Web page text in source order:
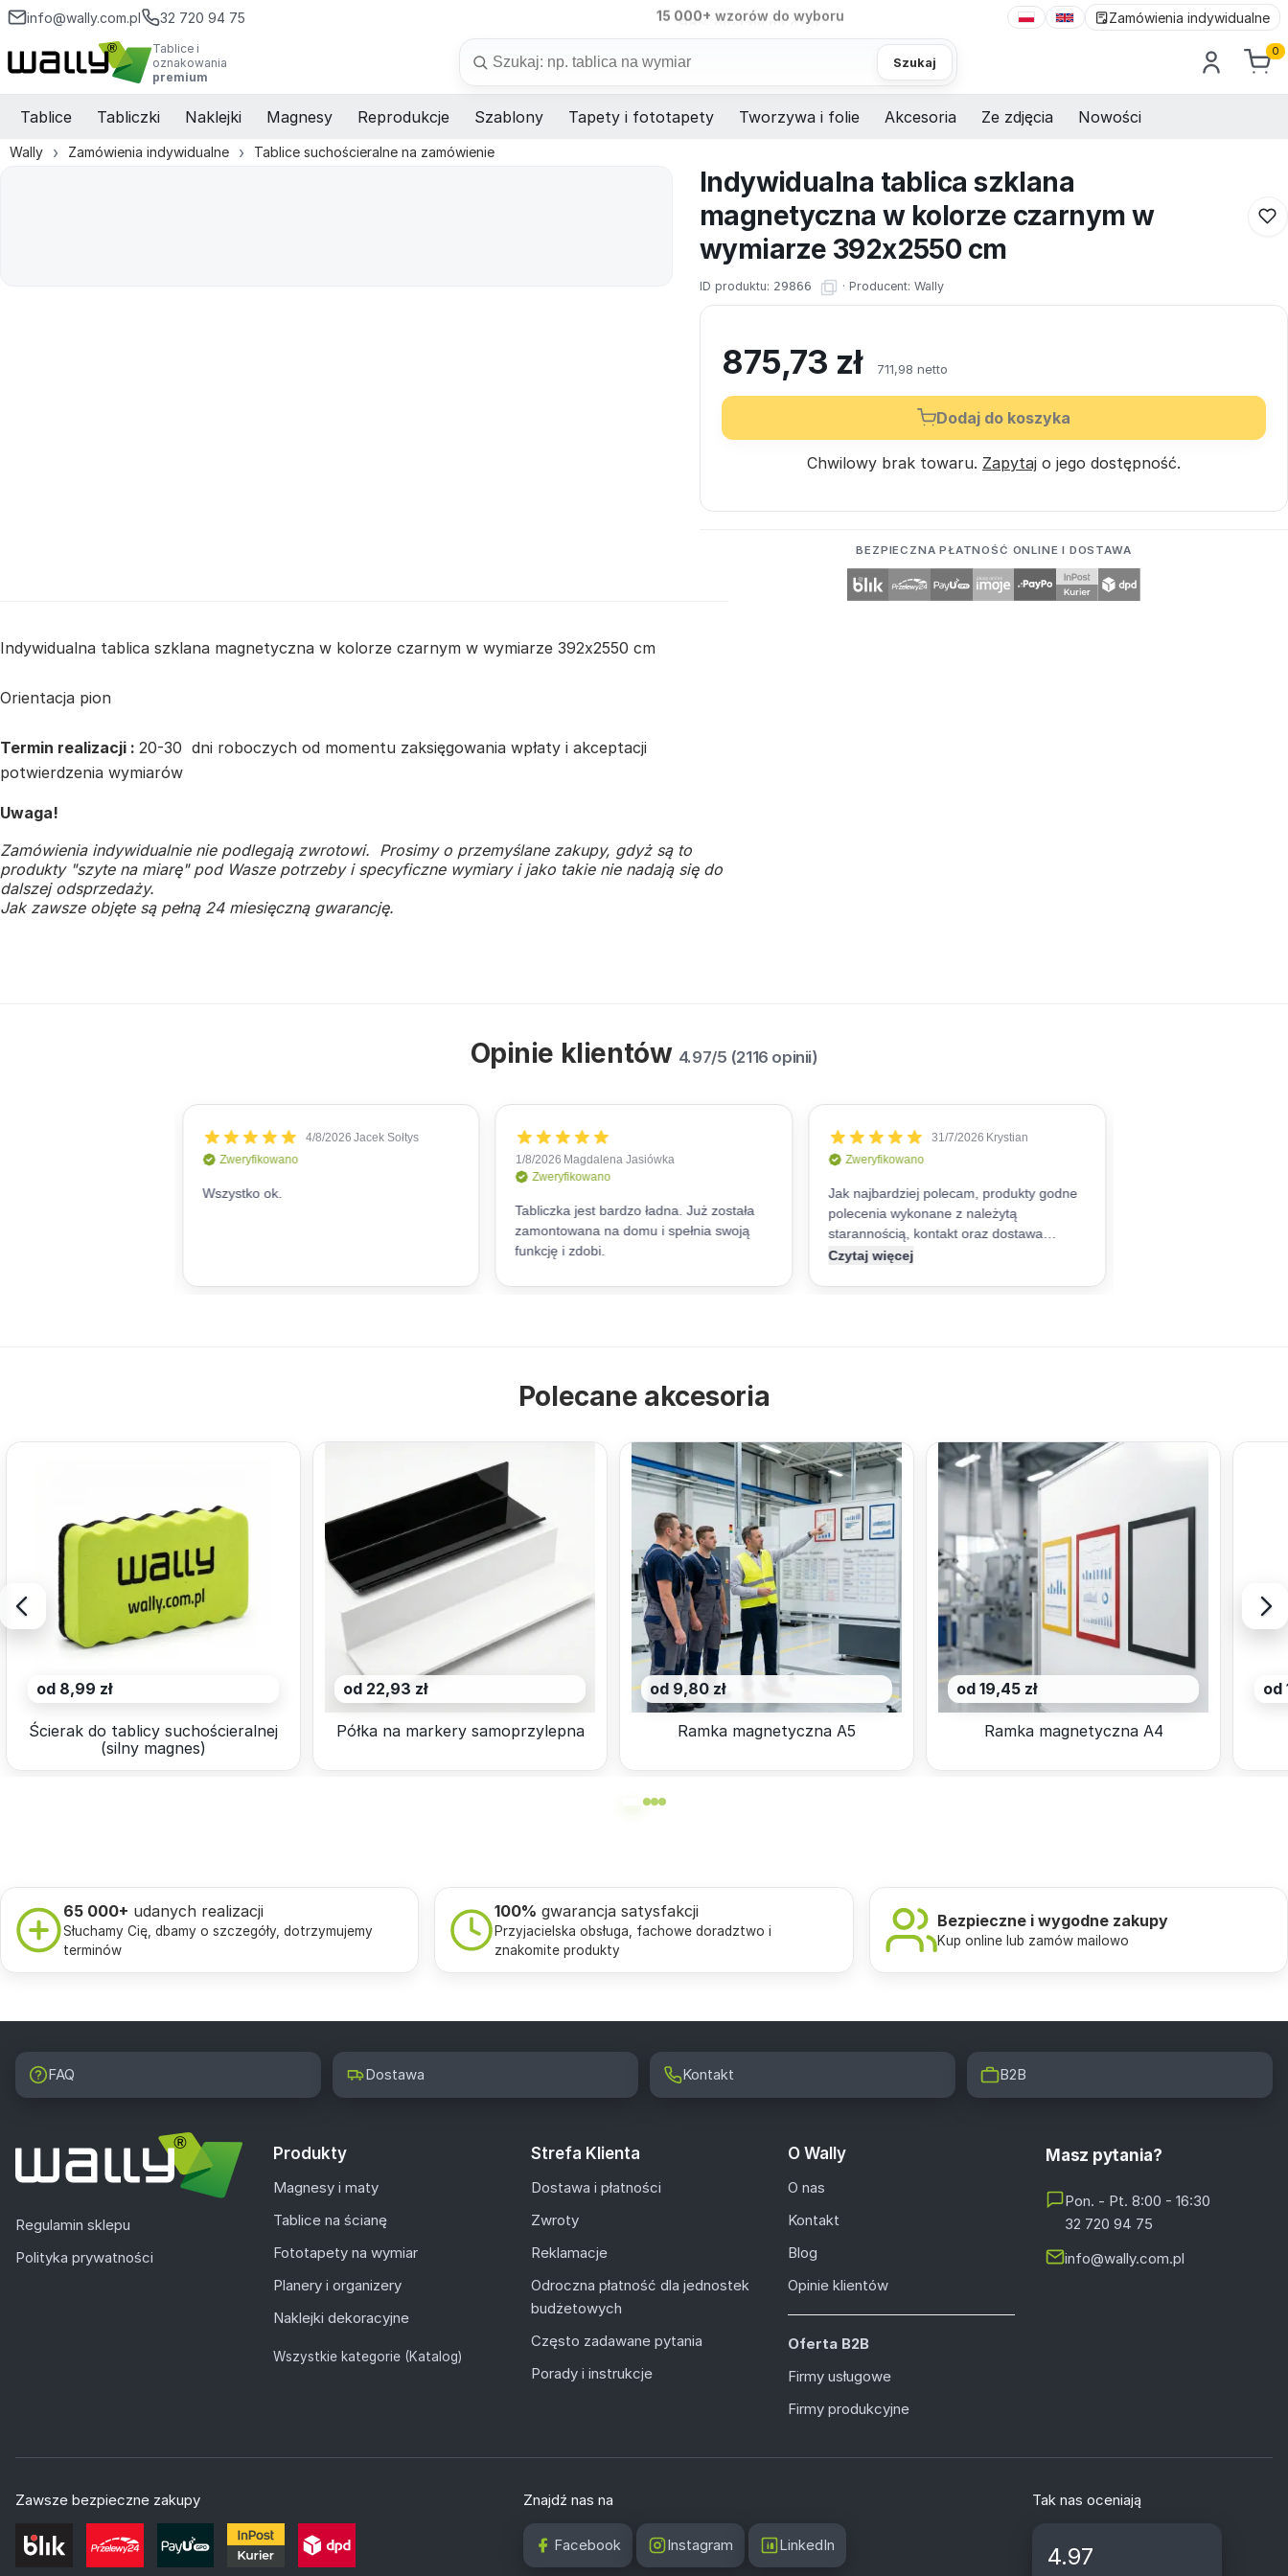
info@wally.com.pl 32 720 94 75 98%dostaw na czas Zamówienia indywidualne
Tablice i
oznakowania
premium
Szukaj
0
Tablice Tabliczki Naklejki Magnesy Reprodukcje Szablony Tapety i fototapety Tworzywa i folie Akcesoria Ze zdjęcia Nowości
Wally Zamówienia indywidualne Tablice suchościeralne na zamówienie
Indywidualna tablica szklana
magnetyczna w kolorze czarnym w
wymiarze 392x2550 cm
ID produktu: 29866 · Producent: Wally
875,73 zł 711,98 netto
Dodaj do koszyka
Chwilowy brak towaru. Zapytaj o jego dostępność.
BEZPIECZNA PŁATNOŚĆ ONLINE I DOSTAWA
Indywidualna tablica szklana magnetyczna w kolorze czarnym w wymiarze 392x2550 cm
Orientacja pion
Termin realizacji : 20-30 dni roboczych od momentu zaksięgowania wpłaty i akceptacji
potwierdzenia wymiarów
Uwaga!
Zamówienia indywidualnie nie podlegają zwrotowi. Prosimy o przemyślane zakupy, gdyż są to
produkty "szyte na miarę" pod Wasze potrzeby i specyficzne wymiary i jako takie nie nadają się do
dalszej odsprzedaży.
Jak zawsze objęte są pełną 24 miesięczną gwarancję.
Opinie klientów 4.97/5 (2116 opinii)
Polecane akcesoria
od 8,99 zł
Ścierak do tablicy suchościeralnej
(silny magnes)
od 22,93 zł
Półka na markery samoprzylepna
od 9,80 zł
Ramka magnetyczna A5
od 19,45 zł
Ramka magnetyczna A4
od
65 000+ udanych realizacji
Słuchamy Cię, dbamy o szczegóły, dotrzymujemy
terminów
100% gwarancja satysfakcji
Przyjacielska obsługa, fachowe doradztwo i
znakomite produkty
Bezpieczne i wygodne zakupy
Kup online lub zamów mailowo
FAQ Dostawa Kontakt B2B
Regulamin sklepu
Polityka prywatności
Produkty
Magnesy i maty
Tablice na ścianę
Fototapety na wymiar
Planery i organizery
Naklejki dekoracyjne
Wszystkie kategorie (Katalog)
Strefa Klienta
Dostawa i płatności
Zwroty
Reklamacje
Odroczna płatność dla jednostek
budżetowych
Często zadawane pytania
Porady i instrukcje
O Wally
O nas
Kontakt
Blog
Opinie klientów
Oferta B2B
Firmy usługowe
Firmy produkcyjne
Masz pytania?
Pon. - Pt. 8:00 - 16:30
32 720 94 75
info@wally.com.pl
Zawsze bezpieczne zakupy Znajdź nas na
Facebook Instagram LinkedIn
Tak nas oceniają
4.97